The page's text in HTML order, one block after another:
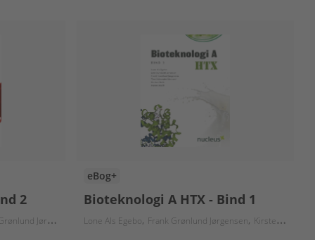
2
Jørgensen Kirsten Hede Jane Sundbæk Johansen Tine Schroeder
eBog+
Bioteknologi A HTX - Bind 1
Lone Als Egebo Frank Grønlund Jørgensen Kirsten Hede